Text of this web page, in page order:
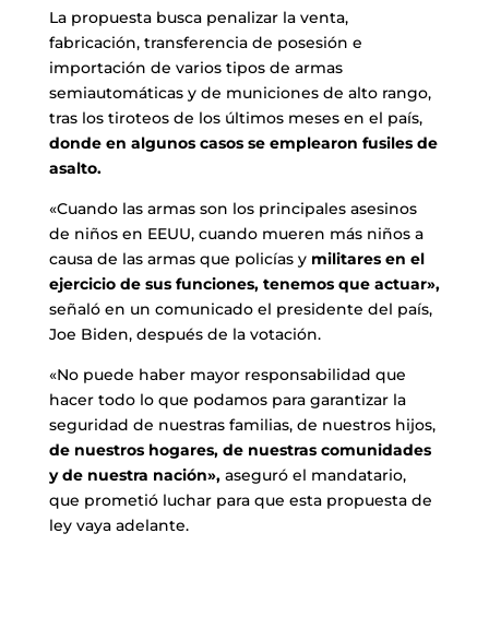
La propuesta busca penalizar la venta,
fabricación, transferencia de posesión e
importación de varios tipos de armas
semiautomáticas y de municiones de alto rango,
tras los tiroteos de los últimos meses en el país,
donde en algunos casos se emplearon fusiles de
asalto.
«Cuando las armas son los principales asesinos
de niños en EEUU, cuando mueren más niños a
causa de las armas que policías y militares en el
ejercicio de sus funciones, tenemos que actuar»,
señaló en un comunicado el presidente del país,
Joe Biden, después de la votación.
«No puede haber mayor responsabilidad que
hacer todo lo que podamos para garantizar la
seguridad de nuestras familias, de nuestros hijos,
de nuestros hogares, de nuestras comunidades
y de nuestra nación»,aseguró el mandatario,
que prometió luchar para que esta propuesta de
ley vaya adelante.